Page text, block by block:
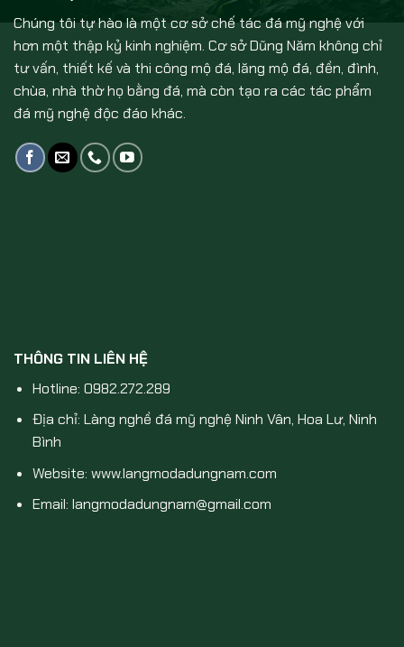
Chúng tôi tự hào là một cơ sở chế tác đá mỹ nghệ với
hơn một thập kỷ kinh nghiệm. Cơ sở Dũng Năm không chỉ
tư vấn, thiết kế và thi công mộ đá, lăng mộ đá, đền, đình,
chùa, nhà thờ họ bằng đá, mà còn tạo ra các tác phẩm
đá mỹ nghệ độc đáo khác.
THÔNG TIN LIÊN HỆ
Hotline: 0982.272.289
Địa chỉ: Làng nghề đá mỹ nghệ Ninh Vân, Hoa Lư, Ninh
Bình
Website: www.langmodadungnam.com
Email: langmodadungnam@gmail.com